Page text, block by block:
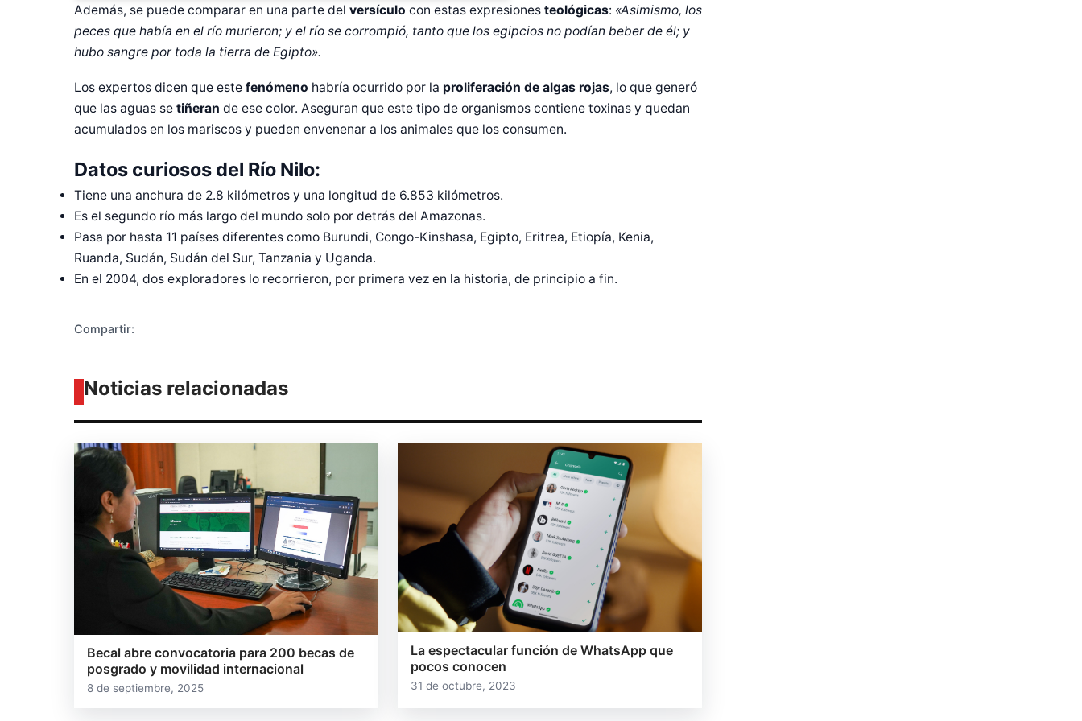
Además, se puede comparar en una parte del versículo con estas expresiones teológicas: «Asimismo, los
peces que había en el río murieron; y el río se corrompió, tanto que los egipcios no podían beber de él; y
hubo sangre por toda la tierra de Egipto».
Los expertos dicen que este fenómeno habría ocurrido por la proliferación de algas rojas, lo que generó
que las aguas se tiñeran de ese color. Aseguran que este tipo de organismos contiene toxinas y quedan
acumulados en los mariscos y pueden envenenar a los animales que los consumen.
Datos curiosos del Río Nilo:
Tiene una anchura de 2.8 kilómetros y una longitud de 6.853 kilómetros.
Es el segundo río más largo del mundo solo por detrás del Amazonas.
Pasa por hasta 11 países diferentes como Burundi, Congo-Kinshasa, Egipto, Eritrea, Etiopía, Kenia,
Ruanda, Sudán, Sudán del Sur, Tanzania y Uganda.
En el 2004, dos exploradores lo recorrieron, por primera vez en la historia, de principio a fin.
Compartir:
Diseñado por Shiro Company
Noticias relacionadas
Becal abre convocatoria para 200 becas de
posgrado y movilidad internacional
8 de septiembre, 2025
La espectacular función de WhatsApp que
pocos conocen
31 de octubre, 2023